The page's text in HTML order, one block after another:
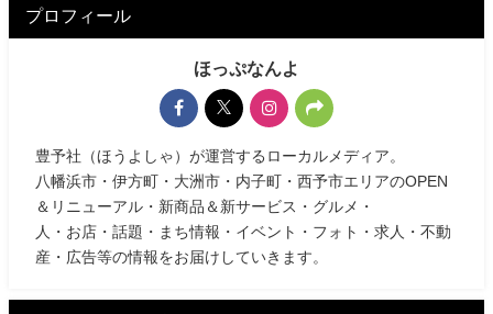
プロフィール
ほっぷなんよ
豊予社（ほうよしゃ）が運営するローカルメディア。
八幡浜市・伊方町・大洲市・内子町・西予市エリアのOPEN
＆リニューアル・新商品＆新サービス・グルメ・
人・お店・話題・まち情報・イベント・フォト・求人・不動
産・広告等の情報をお届けしていきます。